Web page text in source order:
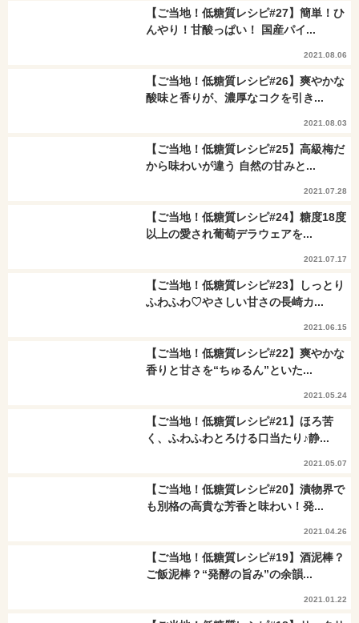
【ご当地！低糖質レシピ#27】簡単！ひ
んやり！甘酸っぱい！ 国産パイ...
2021.08.06
【ご当地！低糖質レシピ#26】爽やかな
酸味と香りが、濃厚なコクを引き...
2021.08.03
【ご当地！低糖質レシピ#25】高級梅だ
から味わいが違う 自然の甘みと...
2021.07.28
【ご当地！低糖質レシピ#24】糖度18度
以上の愛され葡萄デラウェアを...
2021.07.17
【ご当地！低糖質レシピ#23】しっとり
ふわふわ♡やさしい甘さの長崎カ...
2021.06.15
【ご当地！低糖質レシピ#22】爽やかな
香りと甘さを“ちゅるん”といた...
2021.05.24
【ご当地！低糖質レシピ#21】ほろ苦
く、ふわふわとろける口当たり♪静...
2021.05.07
【ご当地！低糖質レシピ#20】漬物界で
も別格の高貴な芳香と味わい！発...
2021.04.26
【ご当地！低糖質レシピ#19】酒泥棒？
ご飯泥棒？“発酵の旨み”の余韻...
2021.01.22